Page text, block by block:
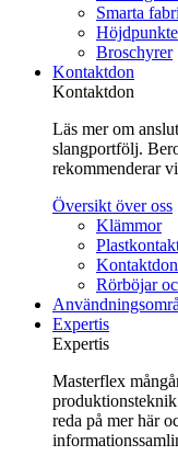
Smarta
Broschyrer
Kontaktdon
Kontaktdon
Läs mer om
slangportfölj.
rekommenderar
Översikt över oss
Klämmor
Rörböjar
Expertis
Expertis
Masterflex
reda på mer här